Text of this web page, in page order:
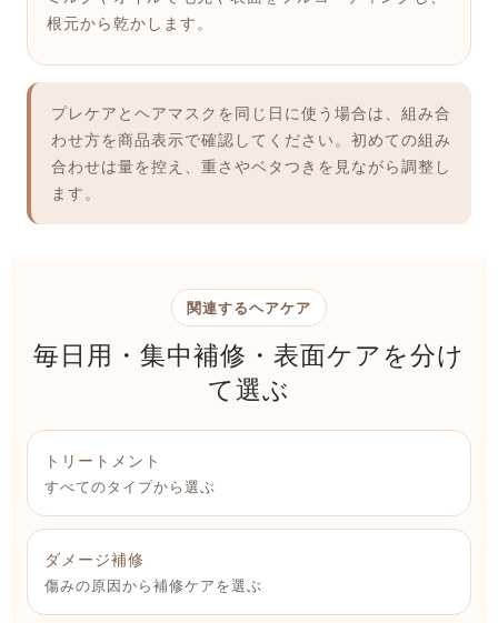
根元から乾かします。
プレケアとヘアマスクを同じ日に使う場合は、組み合
わせ方を商品表示で確認してください。初めての組み
合わせは量を控え、重さやベタつきを見ながら調整し
ます。
関連するヘアケア
毎日用・集中補修・表面ケアを分け
て選ぶ
トリートメント
すべてのタイプから選ぶ
ダメージ補修
傷みの原因から補修ケアを選ぶ